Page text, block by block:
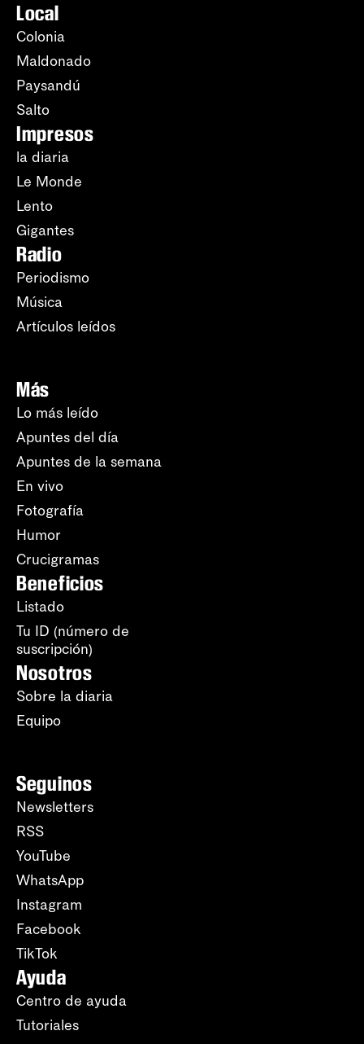
Local
Colonia
Maldonado
Paysandú
Salto
Impresos
la diaria
Le Monde
Lento
Gigantes
Radio
Periodismo
Música
Artículos leídos
Más
Lo más leído
Apuntes del día
Apuntes de la semana
En vivo
Fotografía
Humor
Crucigramas
Beneficios
Listado
Tu ID (número de
suscripción)
Nosotros
Sobre la diaria
Equipo
Seguinos
Newsletters
RSS
YouTube
WhatsApp
Instagram
Facebook
TikTok
Ayuda
Centro de ayuda
Tutoriales